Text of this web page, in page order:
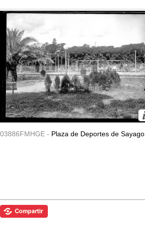
03886FMHGE - Plaza de Deportes de Sayago.